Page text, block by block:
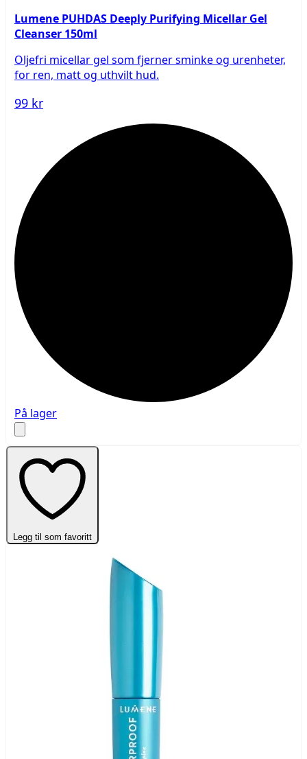
Lumene PUHDAS Deeply Purifying Micellar Gel
Cleanser 150ml
Oljefri micellar gel som fjerner sminke og urenheter,
for ren, matt og uthvilt hud.
99 kr
På lager
Legg til som favoritt